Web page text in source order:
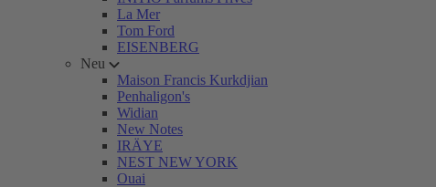
La Mer
Tom Ford
EISENBERG
Neu
Maison Francis Kurkdjian
Penhaligon's
Widian
New Notes
IRÄYE
NEST NEW YORK
Ouai